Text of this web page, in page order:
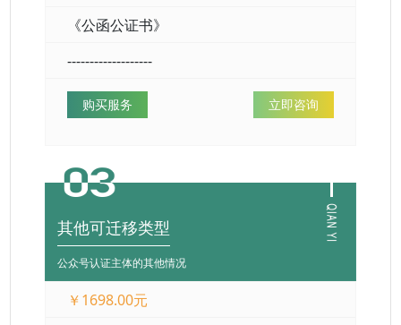
《公函公证书》
-------------------
购买服务 立即咨询
其他可迁移类型
公众号认证主体的其他情况
￥1698.00元